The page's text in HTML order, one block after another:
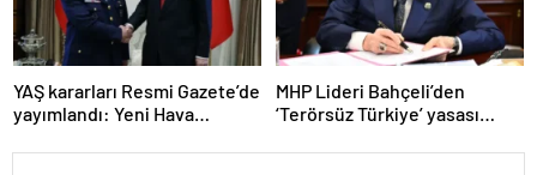
YAŞ kararları Resmi Gazete’de
yayımlandı: Yeni Hava
Orgeneral Rafet Dalkıran
MHP Lideri Bahçeli’den
‘Terörsüz Türkiye’ yasası